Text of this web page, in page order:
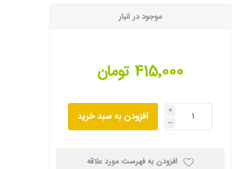
موجود در انبار
415٬000 تومان
i
h افزودن به سبد خرید
افزودن به فهرست مورد علاقه